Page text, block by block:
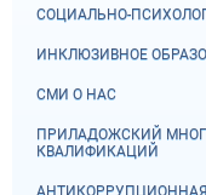
СОЦИАЛЬНО-
ИНКЛЮЗИВНОЕ
СМИ О НАС
ПРИЛАДОЖСКИЙ
КВАЛИФИКАЦИЙ